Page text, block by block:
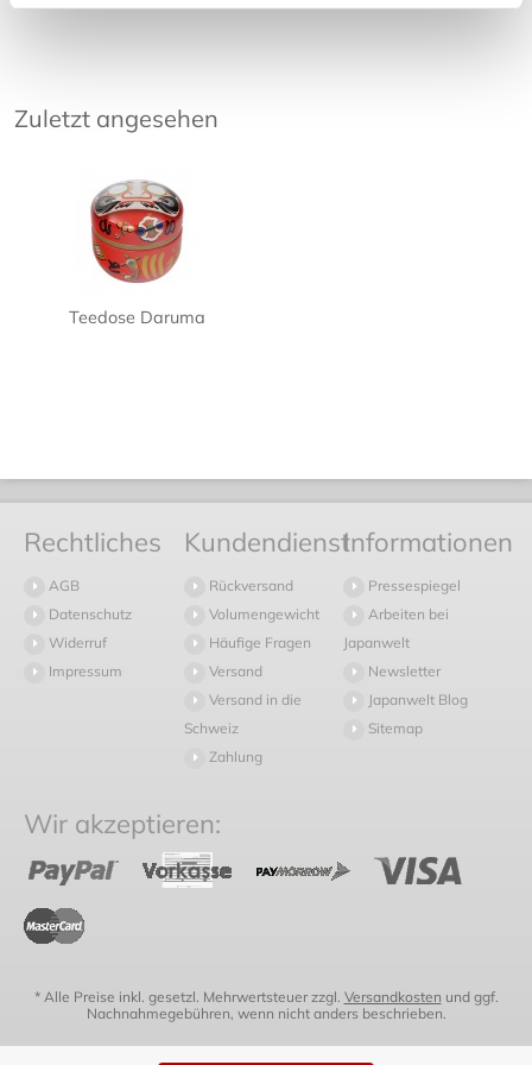
Zuletzt angesehen
Teedose Daruma
Rechtliches
AGB
Datenschutz
Widerruf
Impressum
Kundendienst
Rückversand
Volumengewicht
Häufige Fragen
Versand
Versand in die
Schweiz
Zahlung
Informationen
Pressespiegel
Arbeiten bei
Japanwelt
Newsletter
Japanwelt Blog
Sitemap
Wir akzeptieren:
* Alle Preise inkl. gesetzl. Mehrwertsteuer zzgl. Versandkosten und ggf.
Nachnahmegebühren, wenn nicht anders beschrieben.